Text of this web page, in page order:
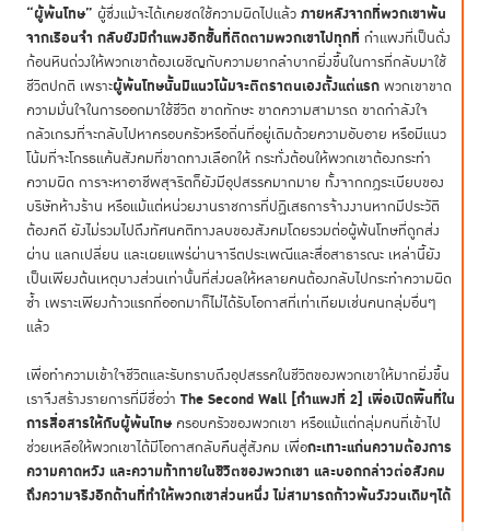
“ผู้พ้นโทษ” ผู้ซึ่งแม้จะได้เคยชดใช้ความผิดไปแล้ว ภายหลังจากที่พวกเขาพ้น
จากเรือนจำ กลับยังมีกำแพงอีกชั้นที่ติดตามพวกเขาไปทุกที่ กำแพงที่เป็นดั่ง
ก้อนหินถ่วงให้พวกเขาต้องเผชิญกับความยากลำบากยิ่งขึ้นในการที่กลับมาใช้
ชีวิตปกติ เพราะผู้พ้นโทษนั้นมีแนวโน้มจะตีตราตนเองตั้งแต่แรก พวกเขาขาด
ความมั่นใจในการออกมาใช้ชีวิต ขาดทักษะ ขาดความสามารถ ขาดกำลังใจ
กลัวเกรงที่จะกลับไปหาครอบครัวหรือถิ่นที่อยู่เดิมด้วยความอับอาย หรือมีแนว
โน้มที่จะโกรธแค้นสังคมที่ขาดทางเลือกให้ กระทั่งต้อนให้พวกเขาต้องกระทำ
ความผิด การจะหาอาชีพสุจริตก็ยังมีอุปสรรคมากมาย ทั้งจากกฎระเบียบของ
บริษัทห้างร้าน หรือแม้แต่หน่วยงานราชการที่ปฏิเสธการจ้างงานหากมีประวัติ
ต้องคดี ยังไม่รวมไปถึงทัศนคติทางลบของสังคมโดยรวมต่อผู้พ้นโทษที่ถูกส่ง
ผ่าน แลกเปลี่ยน และเผยแพร่ผ่านจารีตประเพณีและสื่อสาธารณะ เหล่านี้ยัง
เป็นเพียงต้นเหตุบางส่วนเท่านั้นที่ส่งผลให้หลายคนต้องกลับไปกระทำความผิด
ซ้ำ เพราะเพียงก้าวแรกที่ออกมาก็ไม่ได้รับโอกาสที่เท่าเทียมเช่นคนกลุ่มอื่นๆ
แล้ว
เพื่อทำความเข้าใจชีวิตและรับทราบถึงอุปสรรคในชีวิตของพวกเขาให้มากยิ่งขึ้น
เราจึงสร้างรายการที่มีชื่อว่า The Second Wall [กำแพงที่ 2] เพื่อเปิดพื้นที่ใน
การสื่อสารให้กับผู้พ้นโทษ ครอบครัวของพวกเขา หรือแม้แต่กลุ่มคนที่เข้าไป
ช่วยเหลือให้พวกเขาได้มีโอกาสกลับคืนสู่สังคม เพื่อกะเทาะแก่นความต้องการ
ความคาดหวัง และความท้าทายในชีวิตของพวกเขา และบอกกล่าวต่อสังคม
ถึงความจริงอีกด้านที่ทำให้พวกเขาส่วนหนึ่ง ไม่สามารถก้าวพ้นวังวนเดิมๆได้